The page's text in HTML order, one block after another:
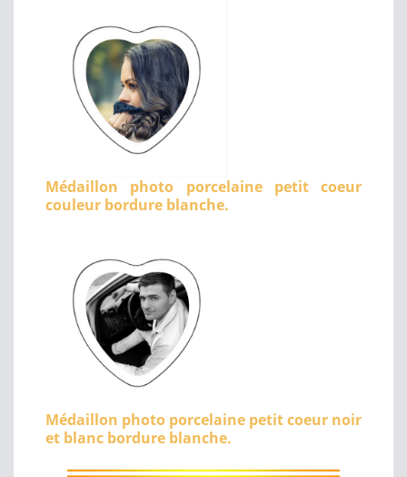
Médaillon photo porcelaine petit coeur
couleur bordure blanche.
Médaillon photo porcelaine petit coeur noir
et blanc bordure blanche.